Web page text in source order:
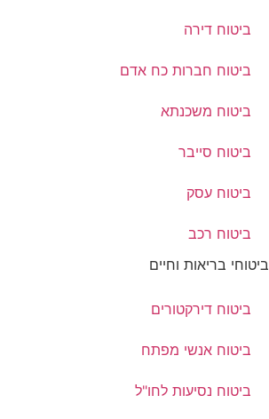
ביטוח דירה
ביטוח חברות כח אדם
ביטוח משכנתא
ביטוח סייבר
ביטוח עסק
ביטוח רכב
ביטוחי בריאות וחיים
ביטוח דירקטורים
ביטוח אנשי מפתח
ביטוח נסיעות לחו"ל